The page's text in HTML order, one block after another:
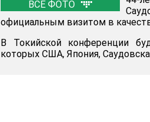
ВСЕ ФОТО
официальным визитом в
В Токийской конференции
которых США, Япония,